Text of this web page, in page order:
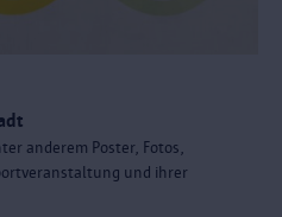
anderem Poster, Fotos,
und ihrer